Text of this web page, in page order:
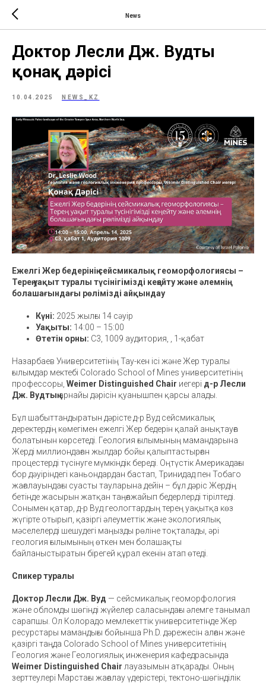
News
Доктор Лесли Дж. Вудтың
қонақ дәрісі
10.04.2025 NEWS_KZ
Ежелгі Жер бедерінің сейсмикалық геоморфологиясы –
Терең уақыт туралы түсінігімізді кеңейту және әлемнің
болашағындағы рөлімізді айқындау
Күні: 2025 жылғы 14 сәуір
Уақыты: 14:00 – 15:00
Өтетін орны: С3, 1009 аудитория, , 1-қабат
Назарбаев Университетінің Тау-кен ісі және Жер туралы
ғылымдар мектебі Colorado School of Mines университетінің
профессоры, Weimer Distinguished Chair иегері д-р Лесли
Дж. Вудтыңарнайы дәрісін қуанышпен қарсы алады.
Бұл шабыттандыратын дәрісте д-р Вуд сейсмикалық
деректердің көмегімен ежелгі Жер бедерін қалай анықтауға
болатынын көрсетеді. Геология ғылымының мамандарына
Жерді миллиондаған жылдар бойы қалыптастырған
процестерді түсінуге мүмкіндік береді. Оңтүстік Америкадағы
бор дәуіріндегі каньондардан бастап, Тринидад пен Тобаго
жағалауындағы суасты тауларына дейін – бұл дәріс Жердің
бетінде жасырын жатқан таңғажайып бедерлерді тірілтеді.
Сонымен қатар, д-р Вуд геологтардың терең уақытқа көз
жүгірте отырып, қазіргі әлеуметтік және экологиялық
мәселелерді шешудегі маңызды рөліне тоқталады, әрі
геология ғылымының өткен мен болашақты
байланыстыратын бірегей құрал екенін атап өтеді.
Спикер туралы
Доктор Лесли Дж. Вуд — сейсмикалық геоморфология
және обломды шөгінді жүйелер саласындағы әлемге танымал
сарапшы. Ол Колорадо мемлекеттік университетінде Жер
ресурстары мамандығы бойынша Ph.D. дәрежесін алған және
қазіргі таңда Colorado School of Mines университетінің
Геология және Геологиялық инженерия кафедрасында
Weimer Distinguished Chair лауазымын атқарады. Оның
зерттеулері Марстағы жағалау үдерістері, тектоно-шөгінділік